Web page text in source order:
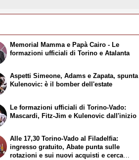
Memorial Mamma e Papà Cairo - Le
formazioni ufficiali di Torino e Atalanta
Aspetti Simeone, Adams e Zapata, spunta
Kulenovic: è il bomber dell'estate
Le formazioni ufficiali di Torino-Vado:
Mascardi, Fitz-Jim e Kulenovic dall'inizio
Alle 17,30 Torino-Vado al Filadelfia:
ingresso gratuito, Abate punta sulle
rotazioni e sui nuovi acquisti e cerca